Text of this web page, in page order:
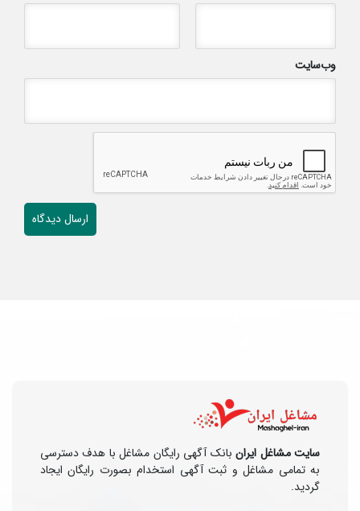
وب‌سایت
سایت مشاغل ایرانبانک آگهی رایگان مشاغل با هدف دسترسی
به تمامی مشاغل و ثبت آگهی استخدام بصورت رایگان ایجاد
گردید.